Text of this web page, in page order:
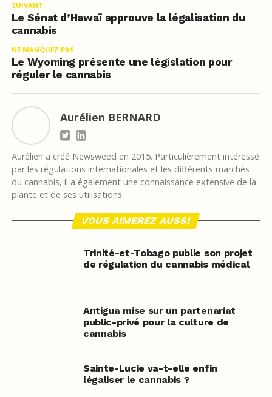
SUIVANT
Le Sénat d’Hawaï approuve la légalisation du
cannabis
NE MANQUEZ PAS
Le Wyoming présente une législation pour
réguler le cannabis
Aurélien BERNARD
Aurélien a créé Newsweed en 2015. Particulièrement intéressé
par les régulations internationales et les différents marchés
du cannabis, il a également une connaissance extensive de la
plante et de ses utilisations.
VOUS AIMEREZ AUSSI
Trinité-et-Tobago publie son projet
de régulation du cannabis médical
Antigua mise sur un partenariat
public-privé pour la culture de
cannabis
Sainte-Lucie va-t-elle enfin
légaliser le cannabis ?